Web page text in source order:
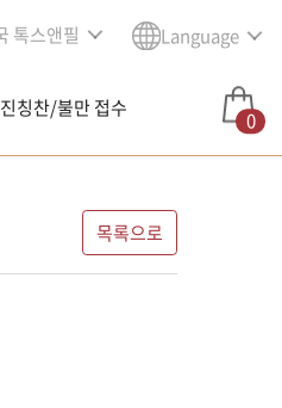
톡스앤필 Language
칭찬/불만 접수 0
목록으로